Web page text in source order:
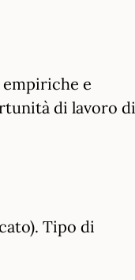
e
di lavoro di
Tipo di